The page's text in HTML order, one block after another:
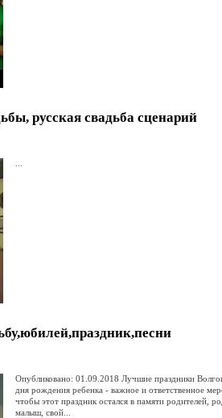
русская свадьба сценарий
Опубликовано: 01.09.2018 Лучшие праздники
дня рождения ребенка - важное и ответственное
чтобы этот праздник остался в памяти родителей,
малыш, свой...